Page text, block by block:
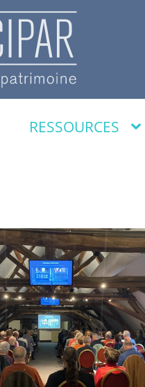
RESSOURCES